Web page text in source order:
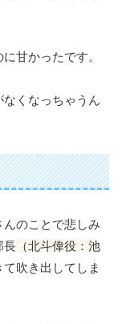
甘かったです。
くなっちゃうん
のことで悲しみ
長（北斗偉役：池
吹き出してしま